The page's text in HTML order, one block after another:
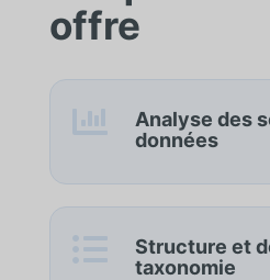
offre

Analyse des
données

Structure et
taxonomie